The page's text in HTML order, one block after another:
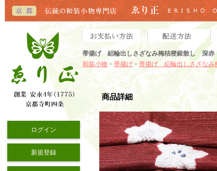
帯揚げ 絽輪出しさざなみ梅桔梗銀散し 深赤
和装小物 > 帯揚げ > 帯揚げ 絽輪出しさざなみ
ログイン
新規登録
商品詳細